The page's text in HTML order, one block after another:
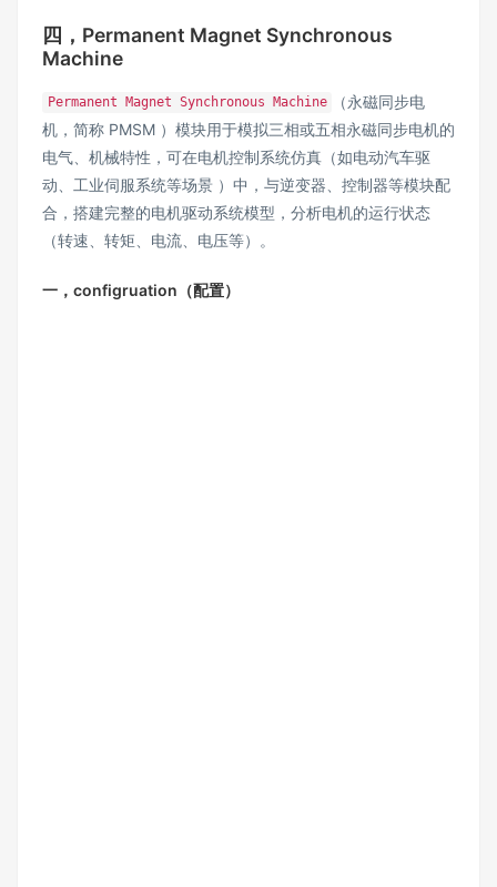
四，Permanent Magnet Synchronous
Machine
Permanent Magnet Synchronous Machine
（永磁同步电
机，简称 PMSM ）模块用于模拟三相或五相永磁同步电机的
电气、机械特性，可在电机控制系统仿真（如电动汽车驱
动、工业伺服系统等场景 ）中，与逆变器、控制器等模块配
合，搭建完整的电机驱动系统模型，分析电机的运行状态
（转速、转矩、电流、电压等）。
一，configruation（配置）